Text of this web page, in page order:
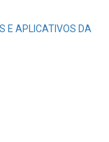
E APLICATIVOS DA